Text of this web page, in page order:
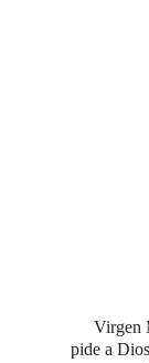
Virgen
pide a